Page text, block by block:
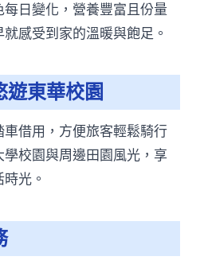
每日變化，營養豐富且份量
感受到家的溫暖與飽足。
遊東華校園
車借用，方便旅客輕鬆騎行
校園與周邊田園風光，享
光。